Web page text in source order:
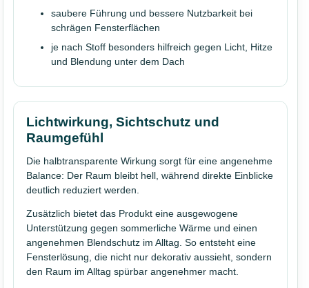
saubere Führung und bessere Nutzbarkeit bei
schrägen Fensterflächen
je nach Stoff besonders hilfreich gegen Licht, Hitze
und Blendung unter dem Dach
Lichtwirkung, Sichtschutz und
Raumgefühl
Die halbtransparente Wirkung sorgt für eine angenehme
Balance: Der Raum bleibt hell, während direkte Einblicke
deutlich reduziert werden.
Zusätzlich bietet das Produkt eine ausgewogene
Unterstützung gegen sommerliche Wärme und einen
angenehmen Blendschutz im Alltag. So entsteht eine
Fensterlösung, die nicht nur dekorativ aussieht, sondern
den Raum im Alltag spürbar angenehmer macht.